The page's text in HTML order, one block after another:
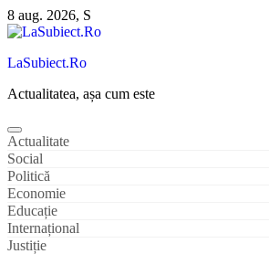
Sari
la
8 aug. 2026, S
LaSubiect.Ro
Actualitatea, așa cum este
Actualitate
Social
Politică
Economie
Educație
Internațional
Justiție